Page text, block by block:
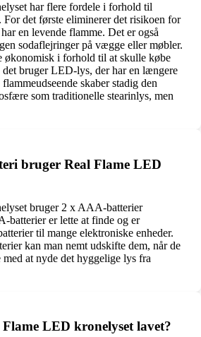
har flere fordele i forhold til
For det første eliminerer det risikoen for
en levende flamme. Det er også
sodaflejringer på vægge eller møbler.
økonomisk i forhold til at skulle købe
det bruger LED-lys, der har en længere
skaber stadig den
som traditionelle stearinlys, men
bruger Real Flame LED
bruger 2 x AAA-batterier
batterier er lette at finde og er
til mange elektroniske enheder.
kan man nemt udskifte dem, når de
at nyde det hyggelige lys fra
LED kronelyset lavet?